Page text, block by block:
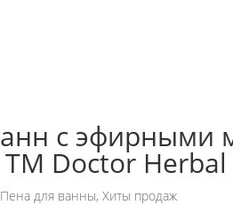
с эфирными
Doctor
Пена для ванны,Хиты продаж